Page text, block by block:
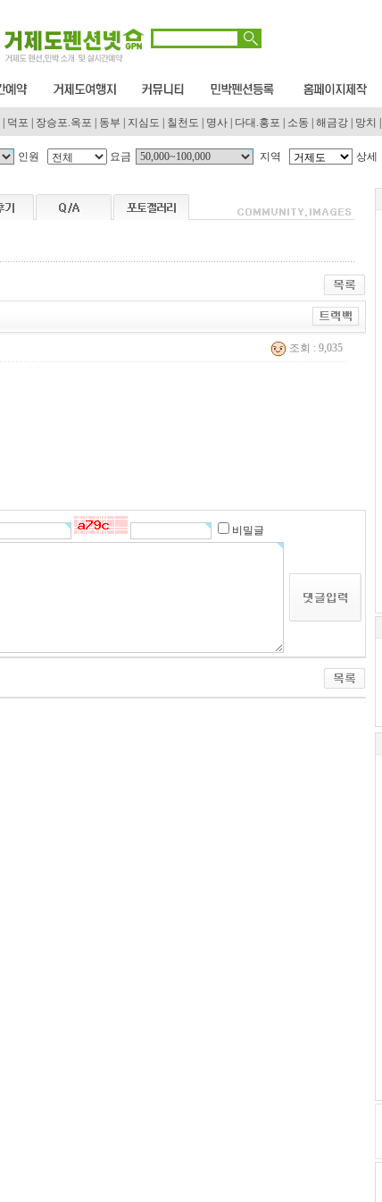
덕포 장승포.옥포 동부 지심도 칠천도 명사 다대.홍포 소동 해금강 망치
인원 요금 지역 상세
조회 : 9,035
비밀글